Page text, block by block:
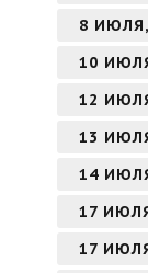
8
10
12
13
14
17
17